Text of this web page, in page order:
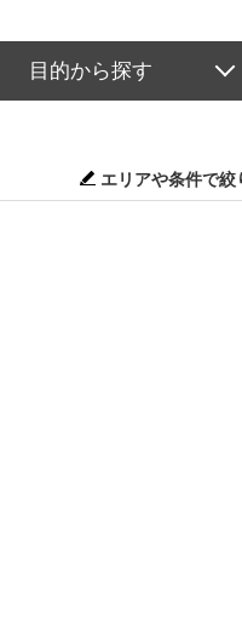
目的から探す
エリアや条件で絞